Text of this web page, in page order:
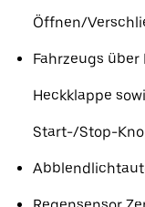
Öffnen/
Fahrzeugs
Heckklappe
Start-/Stop-